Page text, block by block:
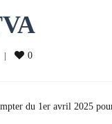
| 0
du 1er avril 2025